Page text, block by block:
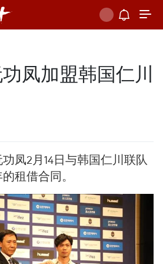
凤加盟韩国仁川
凤2月14日与韩国仁川联队
租借合同。